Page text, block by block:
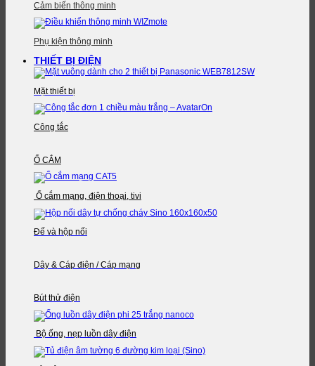
Cảm biến thông minh
Phụ kiện thông minh
THIẾT BỊ ĐIỆN
Mặt thiết bị
Công tắc
Ổ CẮM
Ổ cắm mạng, điện thoại, tivi
Đế và hộp nối
Dây & Cáp điện / Cáp mạng
Bút thử điện
Bộ ống, nẹp luồn dây điện